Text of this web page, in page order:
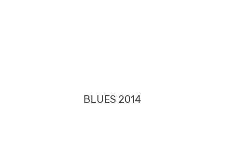
BLUES 2014